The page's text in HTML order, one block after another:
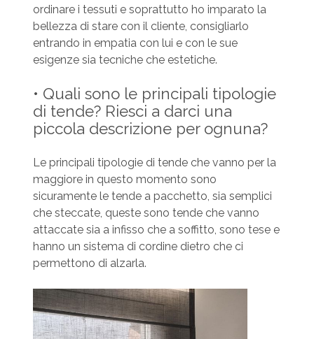
ordinare i tessuti e soprattutto ho imparato la
bellezza di stare con il cliente, consigliarlo
entrando in empatia con lui e con le sue
esigenze sia tecniche che estetiche.
• Quali sono le principali tipologie
di tende? Riesci a darci una
piccola descrizione per ognuna?
Le principali tipologie di tende che vanno per la
maggiore in questo momento sono
sicuramente le tende a pacchetto, sia semplici
che steccate, queste sono tende che vanno
attaccate sia a infisso che a soffitto, sono tese e
hanno un sistema di cordine dietro che ci
permettono di alzarla.